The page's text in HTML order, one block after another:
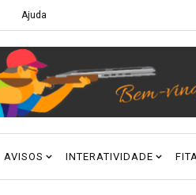
Ajuda
AVISOS INTERATIVIDADE